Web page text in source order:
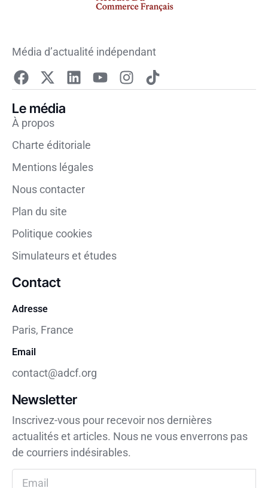
Média d’actualité indépendant
Le média
À propos
Charte éditoriale
Mentions légales
Nous contacter
Plan du site
Politique cookies
Simulateurs et études
Contact
Adresse
Paris, France
Email
contact@adcf.org
Newsletter
Inscrivez-vous pour recevoir nos dernières
actualités et articles. Nous ne vous enverrons pas
de courriers indésirables.